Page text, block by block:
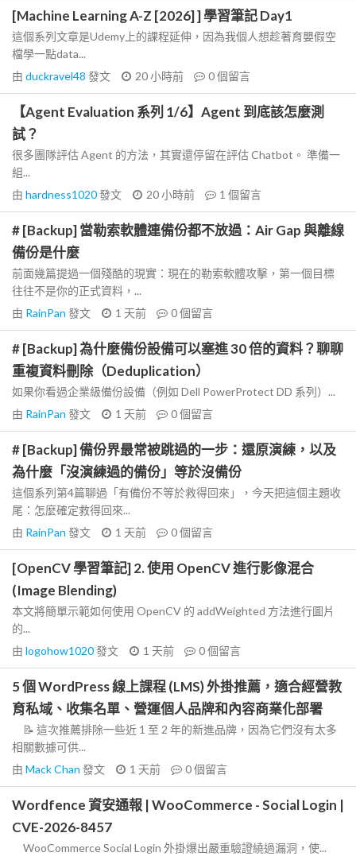
[Machine Learning A-Z [2026] ] 學習筆記 Day1
這個系列文章是Udemy上的課程延伸，因為我個人想趁著育嬰假空
檔學一點data...
由 duckravel48 發文 20 小時前 0個留言
【Agent Evaluation 系列 1/6】Agent 到底該怎麼測
試？
很多團隊評估 Agent 的方法，其實還停留在評估 Chatbot。 準備一
組...
由 hardness1020發文 20 小時前 1 個留言
# [Backup] 當勒索軟體連備份都不放過：Air Gap 與離線
備份是什麼
前面幾篇提過一個殘酷的現實：現在的勒索軟體攻擊，第一個目標
往往不是你的正式資料，...
由 RainPan 發文 1 天前 0個留言
# [Backup] 為什麼備份設備可以塞進 30 倍的資料？聊聊
重複資料刪除（Deduplication）
如果你看過企業級備份設備（例如 Dell PowerProtect DD 系列）...
由 RainPan 發文 1 天前 0個留言
# [Backup] 備份界最常被跳過的一步：還原演練，以及
為什麼「沒演練過的備份」等於沒備份
這個系列第4篇聊過「有備份不等於救得回來」，今天把這個主題收
尾：怎麼確定救得回來...
由 RainPan 發文 1 天前 0個留言
[OpenCV 學習筆記] 2. 使用 OpenCV 進行影像混合
(Image Blending)
本文將簡單示範如何使用 OpenCV 的 addWeighted 方法進行圖片
的...
由 logohow1020發文 1 天前 0個留言
5 個 WordPress 線上課程 (LMS) 外掛推薦，適合經營教
育私域、收集名單、營運個人品牌和內容商業化部署
📝 這次推薦排除一些近 1 至 2 年的新進品牌，因為它們沒有太多
相關數據可供...
由 Mack Chan 發文 1 天前 0個留言
Wordfence 資安通報 | WooCommerce - Social Login |
CVE-2026-8457
WooCommerce Social Login 外掛爆出嚴重驗證繞過漏洞，使...